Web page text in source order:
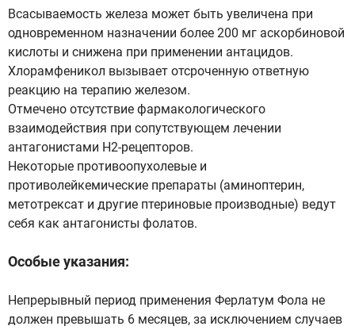
Всасываемость железа может быть увеличена при
одновременном назначении более 200 мг аскорбиновой
кислоты и снижена при применении антацидов.
Хлорамфеникол вызывает отсроченную ответную
реакцию на терапию железом.
Отмечено отсутствие фармакологического
взаимодействия при сопутствующем лечении
антагонистами Н2-рецепторов.
Некоторые противоопухолевые и
противолейкемические препараты (аминоптерин,
метотрексат и другие птериновые производные) ведут
себя как антагонисты фолатов.
Особые указания:
Непрерывный период применения Ферлатум Фола не
должен превышать 6 месяцев, за исключением случаев